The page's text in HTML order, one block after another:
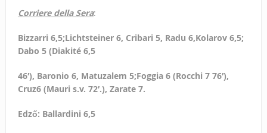
Corriere della Sera:
Bizzarri 6,5;Lichtsteiner 6, Cribari 5, Radu 6,Kolarov 6,5;
Dabo 5 (Diakité 6,5
46′), Baronio 6, Matuzalem 5;Foggia 6 (Rocchi 7 76′),
Cruz6 (Mauri s.v. 72′.), Zarate 7.
Edző: Ballardini 6,5